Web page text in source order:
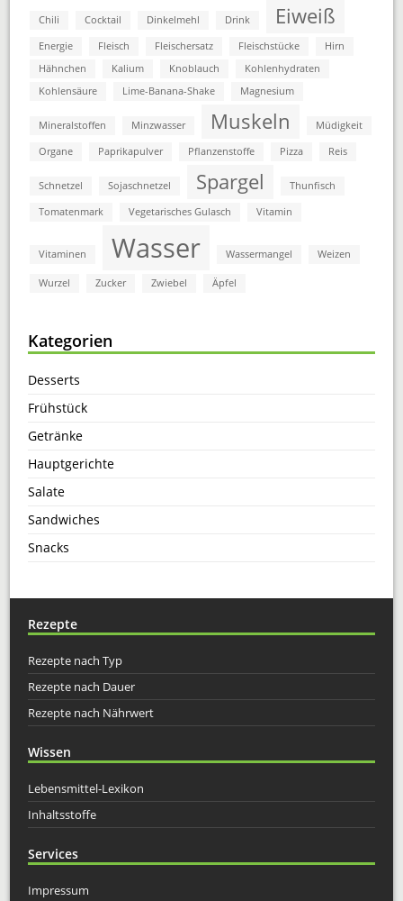
Chili Cocktail Dinkelmehl Drink Eiweiß
Energie Fleisch Fleischersatz Fleischstücke
Hirn
Hähnchen
Kalium Knoblauch
Kohlenhydraten
Kohlensäure
Lime-Banana-Shake Magnesium
Mineralstoffen Minzwasser Muskeln Müdigkeit
Organe Paprikapulver Pflanzenstoffe Pizza Reis
Schnetzel Sojaschnetzel Spargel Thunfisch
Tomatenmark Vegetarisches Gulasch Vitamin
Vitaminen Wasser Wassermangel Weizen
Wurzel Zucker Zwiebel Äpfel
Kategorien
Desserts
Frühstück
Getränke
Hauptgerichte
Salate
Sandwiches
Snacks
Rezepte
Rezepte nach Typ
Rezepte nach Dauer
Rezepte nach Nährwert
Wissen
Lebensmittel-Lexikon
Inhaltsstoffe
Services
Impressum